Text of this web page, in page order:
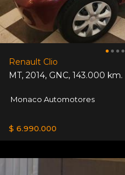
Renault Clio
MT, 2014, GNC, 143.000 km.
Monaco Automotores
$ 6.990.000